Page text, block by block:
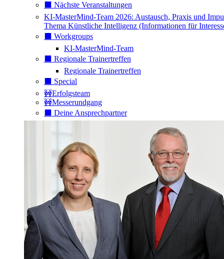
⬛️ Nächste Veranstaltungen
KI-MasterMind-Team 2026: Austausch, Praxis und
Thema Künstliche Intelligenz (Informationen für
⬛️ Workgroups
KI-MasterMind-Team
⬛️ Regionale Trainertreffen
Regionale Trainertreffen
⬛️ Special
🚧Erfolgsteam
🚧Messerundgang
⬛️ Deine Ansprechpartner